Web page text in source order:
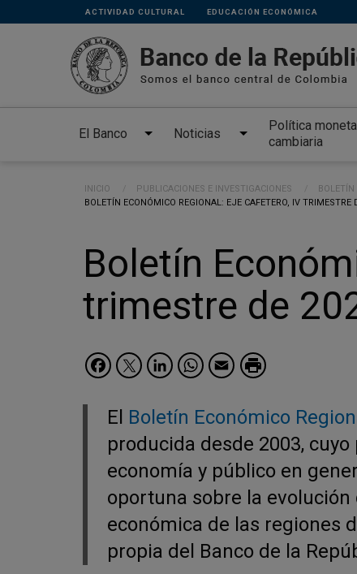
Pasar al contenido principal
Links
secundarios
ACTIVIDAD CULTURAL EDUCACIÓN ECONÓMICA
El Banco Noticias
Política
cambiaria
Ruta de navegación
INICIO PUBLICACIONES E INVESTIGACIONES
BOLETÍN
CURRENT:
BOLETÍN ECONÓMICO REGIONAL: EJE CAFETERO, IV TRIMESTRE
Boletín
trimestre de
Facebook
Twitter
LinkedIn
WhatsApp
Email
El Boletín Económico
producida desde 2003,
economía y público en
oportuna sobre la
económica de las regiones
propia del Banco de la